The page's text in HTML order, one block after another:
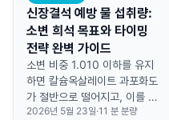
신장결석 예방 물 섭취량:
소변 희석 목표와 타이밍
전략 완벽 가이드
소변 비중 1.010 이하를 유지
하면 칼슘옥살레이트 과포화도
가 절반으로 떨어지고, 이를 위
해 하루 2.5-3L 물을 6회 분
2026년 5월 23일·11 분 분량